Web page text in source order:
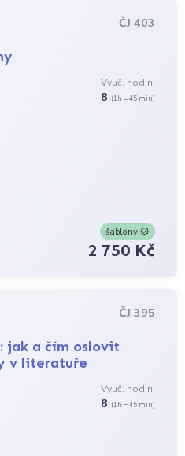
ČJ 403
Vyuč. hodin:
8 (1h = 45 min)
šablony
2 750 Kč
ČJ 395
jak a čím oslovit
v literatuře
Vyuč. hodin:
8 (1h = 45 min)